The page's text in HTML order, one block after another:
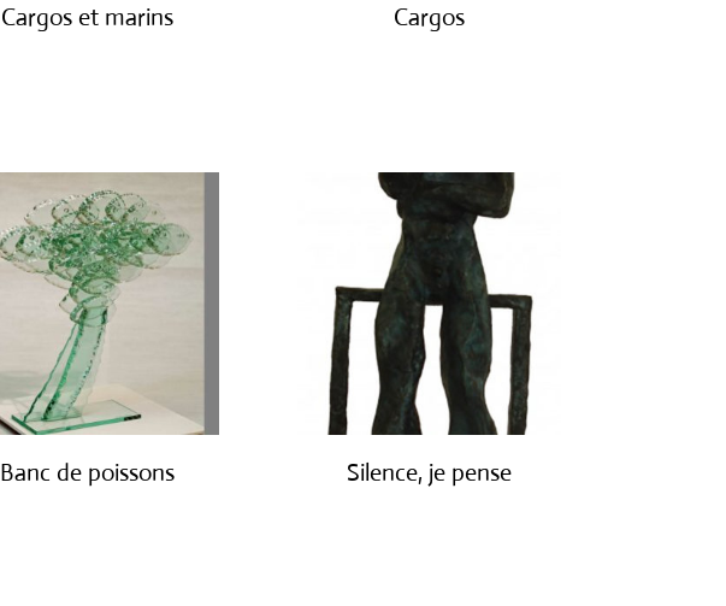
Cargos et marins Cargos
Banc de poissons Silence, je pense